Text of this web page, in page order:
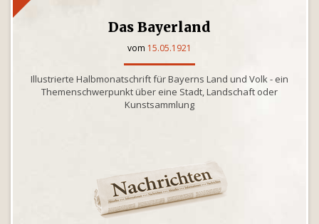
Das Bayerland
vom 15.05.1921
Illustrierte Halbmonatschrift für Bayerns Land und Volk - ein
Themenschwerpunkt über eine Stadt, Landschaft oder
Kunstsammlung